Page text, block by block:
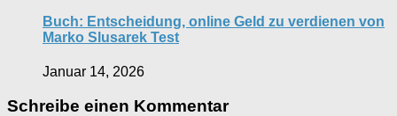
Buch: Entscheidung, online Geld zu verdienen von
Marko Slusarek Test
Januar 14, 2026
Schreibe einen Kommentar